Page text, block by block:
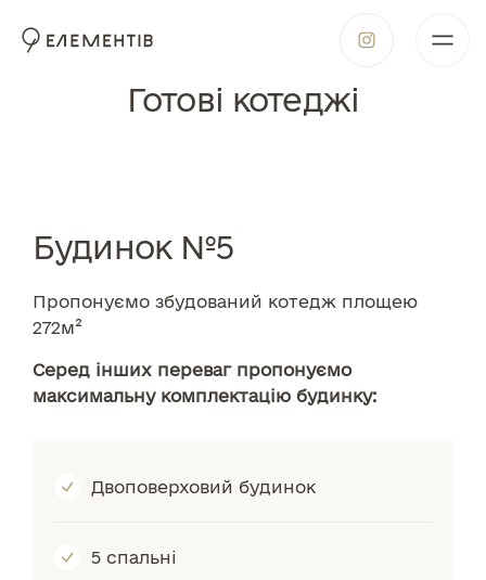
Готові котеджі
Будинок №5
Пропонуємо збудований котедж площею
272м²
Серед інших переваг пропонуємо
максимальну комплектацію будинку:
Двоповерховий будинок
5 спальні